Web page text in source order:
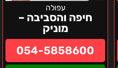
עפולה
חיפה והסביבה –
מוניק
054-5858600